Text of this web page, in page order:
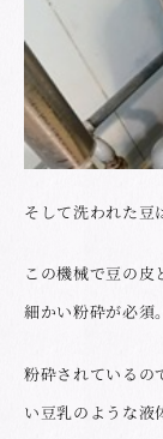
そして洗われた
この機械で豆の皮
細かい粉砕が必須。
粉砕されているの
い豆乳のような液